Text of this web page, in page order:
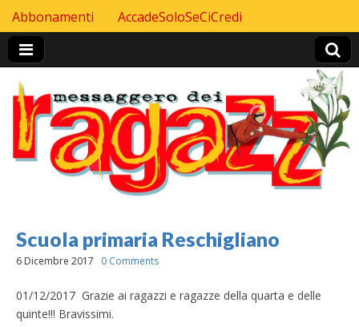
Header Top menu
Skip to content
Abbonamenti AccadeSoloSeCiCredi
Scuola primaria Reschigliano
6 Dicembre 2017 0 Comments
01/12/2017 Grazie ai ragazzi e ragazze della quarta e delle
quinte!!! Bravissimi.